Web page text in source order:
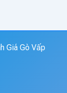
Giá Gò Vấp